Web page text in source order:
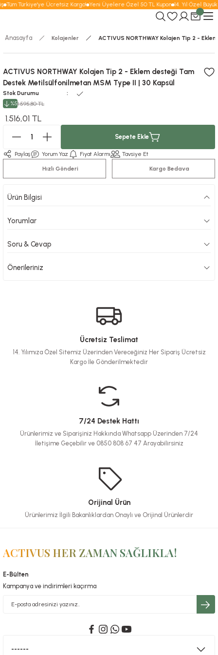
Tüm Türkiye'ye Ücretsiz Kargo! Yeni Üyelere Özel 50 TL Kupon 14. Yıl Özel
Anasayfa Kolajenler ACTIVUS NORTHWAY Kolajen Tip 2 -
ACTIVUS NORTHWAY Kolajen Tip 2 - Eklem desteği Tam
Destek Metilsülfonilmetan MSM Type II | 30 Kapsül
Stok Durumu
%51.595,80 TL
1.516,01 TL
Sepete Ekle
Paylaş Yorum Yaz Fiyat Alarmı Tavsiye Et
Hızlı Gönderi Kargo Bedava
Ürün Bilgisi
Yorumlar
Soru & Cevap
Önerileriniz
Ücretsiz Teslimat
14. Yılımıza Özel Sitemiz Üzerinden Vereceğiniz Her Sipariş Ücretsiz
Kargo İle Gönderilmektedir
7/24 Destek Hattı
Ürünlerimiz ve Siparişiniz Hakkında Whatsapp Üzerinden 7/24
İletişime Geçebilir ve 0850 808 67 47 Arayabilirsiniz
Orijinal Ürün
Ürünlerimiz İlgili Bakanlıklardan Onaylı ve Orijinal Ürünlerdir
ACTIVUS HER ZAMAN SAĞLIKLA!
E-Bülten
Kampanya ve indirimleri kaçırma
------